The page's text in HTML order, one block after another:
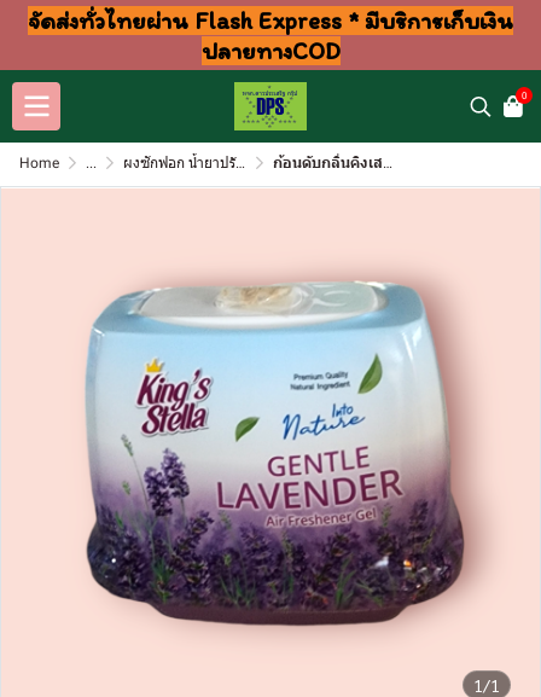
จัดส่งทั่วไทยผ่าน Flash Express * มีบริการเก็บเงิน
ปลายทางCOD
0
Home ... ผงซักฟอก น้ำยาปรับผ้านุ่ม ล้างจาน ถูพื้น ก้อนดับกลิ่นคิงเสตล่า180กรัม ลาเวนเดอร์(ชิ้น)
1/1